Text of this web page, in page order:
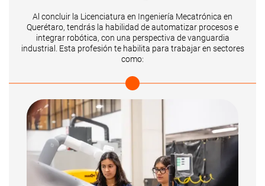
Al concluir la Licenciatura en Ingeniería Mecatrónica en
Querétaro, tendrás la habilidad de automatizar procesos e
integrar robótica, con una perspectiva de vanguardia
industrial. Esta profesión te habilita para trabajar en sectores
como: